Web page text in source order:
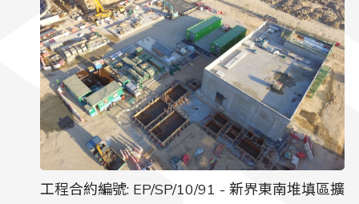
工程合約編號: EP/SP/10/91 - 新界東南堆填區擴